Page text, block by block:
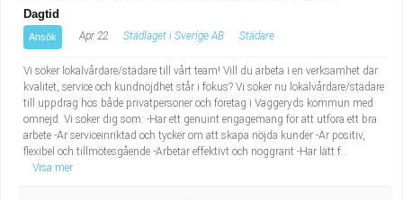
Dagtid
Ansök Apr 22 Städlaget i Sverige AB Städare
Vi söker lokalvårdare/städare till vårt team! Vill du arbeta i en verksamhet där
kvalitet, service och kundnöjdhet står i fokus? Vi söker nu lokalvårdare/städare
till uppdrag hos både privatpersoner och företag i Vaggeryds kommun med
omnejd. Vi söker dig som: -Har ett genuint engagemang för att utföra ett bra
arbete -Är serviceinriktad och tycker om att skapa nöjda kunder -Är positiv,
flexibel och tillmötesgående -Arbetar effektivt och noggrant -Har lätt f...
Visa mer